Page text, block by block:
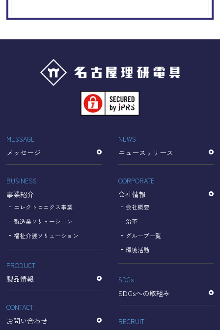
Googleアナリティクスの使用につい
当サイトでは、より良いサービスの提供、またユーザビリ
ティの向上のため、Googleアナリティクスを使用し、当サ
イトの利用状況などのデータ収集及び解析を行っておりま
す。その際、「Cookie」を通じて、Googleがお客様のIPア
ドレスなどの情報を収集する場合がありますが、
「Cookie」で収集される情報は個人を特定できるものでは
収集されたデータはGoogleのプライバシーポリシーにおい
て管理されます。
なお、当サイトのご利用をもって、上述の方法・目的にお
いてGoogle及び当サイトが行うデータ処理に関し、お客様
【Googleのプライバシーポリシー】
https://policies.google.com/privacy?hl=ja
https://policies.google.com/technologies/partner-sites?
hl=ja
個人情報に関するお問い合わせ窓口
名古屋理研電具株式会社
TEL：052-833-1248
MESSAGE
メッセージ
BUSINESS
事業紹介
エレクトロニクス事業
製造業ソリューション
福祉介護ソリューション
PRODUCT
製品情報
CONTACT
お問い合わせ
NEWS
ニュースリリース
CORPORATE
会社情報
会社概要
沿革
グループ一覧
環境活動
SDGs
SDGsへの取組み
RECRUIT